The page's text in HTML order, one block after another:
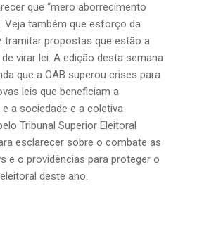
que “mero aborrecimento
Veja também que esforço da
tramitar propostas que estão a
virar lei. A edição desta semana
que a OAB superou crises para
leis que beneficiam a
a sociedade e a coletiva
Tribunal Superior Eleitoral
esclarecer sobre o combate as
e o providências para proteger o
deste ano.